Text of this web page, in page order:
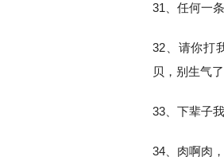
31、任何一
32、请你打
贝，别生气了
33、下辈子
34、肉啊肉